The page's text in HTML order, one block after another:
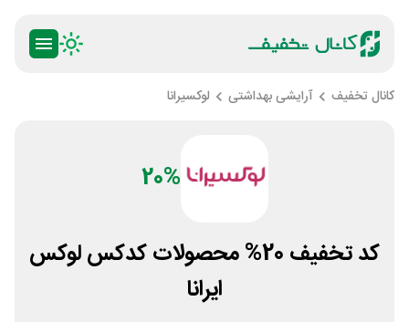
کانال تخفیف آرایشی بهداشتی لوکسیرانا
20%
کد تخفیف 20% محصولات کدکس لوکس
ایرانا